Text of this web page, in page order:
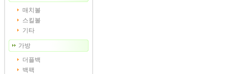
매치볼
스킬볼
기타
가방
더플백
백팩